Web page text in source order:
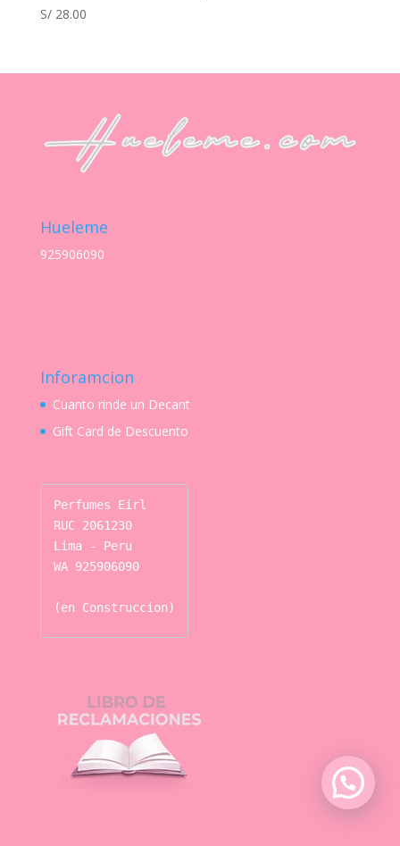
S/28.00
Hueleme
925906090
Inforamcion
Cuanto rinde un Decant
Gift Card de Descuento
Perfumes Eirl
RUC 2061230
Lima - Peru
WA 925906090
(en Construccion)